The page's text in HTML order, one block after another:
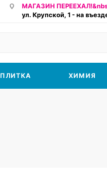
МАГАЗИН
ул. Крупской, 1 - на
ПЛИТКА ХИМИЯ